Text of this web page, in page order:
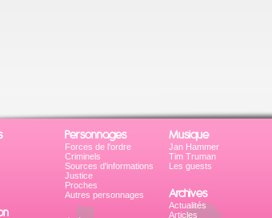
Personnages
Forces de l'ordre
Criminels
Sources d'informations
Justice
Proches
Autres personnages
Musique
Jan Hammer
Tim Truman
Les guests
Archives
Actualités
Articles